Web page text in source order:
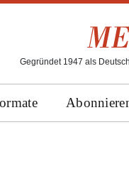
Gegründet 1947 als